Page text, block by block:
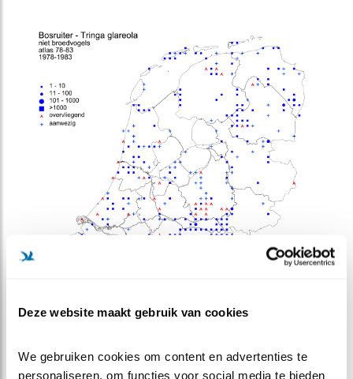
Deze website maakt gebruik van cookies
We gebruiken cookies om content en advertenties te
personaliseren, om functies voor social media te bieden